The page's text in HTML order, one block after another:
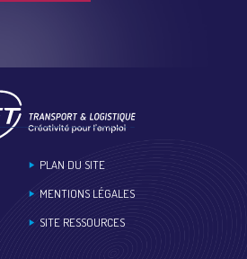
PLAN DU SITE
MENTIONS LÉGALES
SITE RESSOURCES